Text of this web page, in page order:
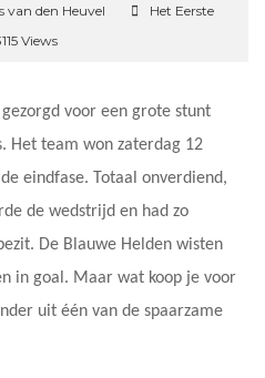
van den Heuvel
Het Eerste
Views
voor een grote stunt
Het team won zaterdag 12
eindfase. Totaal onverdiend,
de wedstrijd en had zo
De Blauwe Helden wisten
in goal. Maar wat koop je voor
uit één van de spaarzame